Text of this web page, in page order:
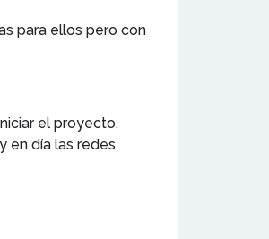
para ellos pero con
el proyecto,
en día las redes